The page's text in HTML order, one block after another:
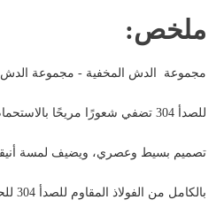
ملخص:
مجموعة الدش المخفية - مجموعة الدش
للصدأ 304 تضفي شعورًا مريحًا
تصميم بسيط وعصري، ويضيف لمسة